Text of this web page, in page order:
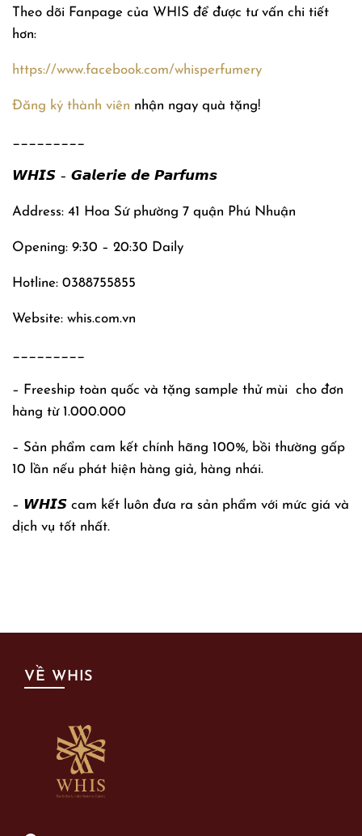
Theo dõi Fanpage của WHIS để được tư vấn chi tiết
hơn:
https://www.facebook.com/whisperfumery
Đăng ký thành viên nhận ngay quà tặng!
_________
𝙒𝙃𝙄𝙎 – 𝙂𝙖𝙡𝙚𝙧𝙞𝙚 𝙙𝙚 𝙋𝙖𝙧𝙛𝙪𝙢𝙨
Address: 41 Hoa Sứ phường 7 quận Phú Nhuận
Opening: 9:30 – 20:30 Daily
Hotline: 0388755855
Website: whis.com.vn
_________
– Freeship toàn quốc và tặng sample thử mùi
cho đơn
hàng từ 1.000.000
– Sản phẩm cam kết chính hãng 100%, bồi thường gấp
10 lần nếu phát hiện hàng giả, hàng nhái.
– 𝙒𝙃𝙄𝙎 cam kết luôn đưa ra sản phẩm với mức giá và
dịch vụ tốt nhất.
VỀ WHIS